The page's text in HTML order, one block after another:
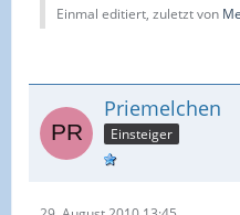
Einmal editiert, zuletzt von
Priemelchen
Einsteiger